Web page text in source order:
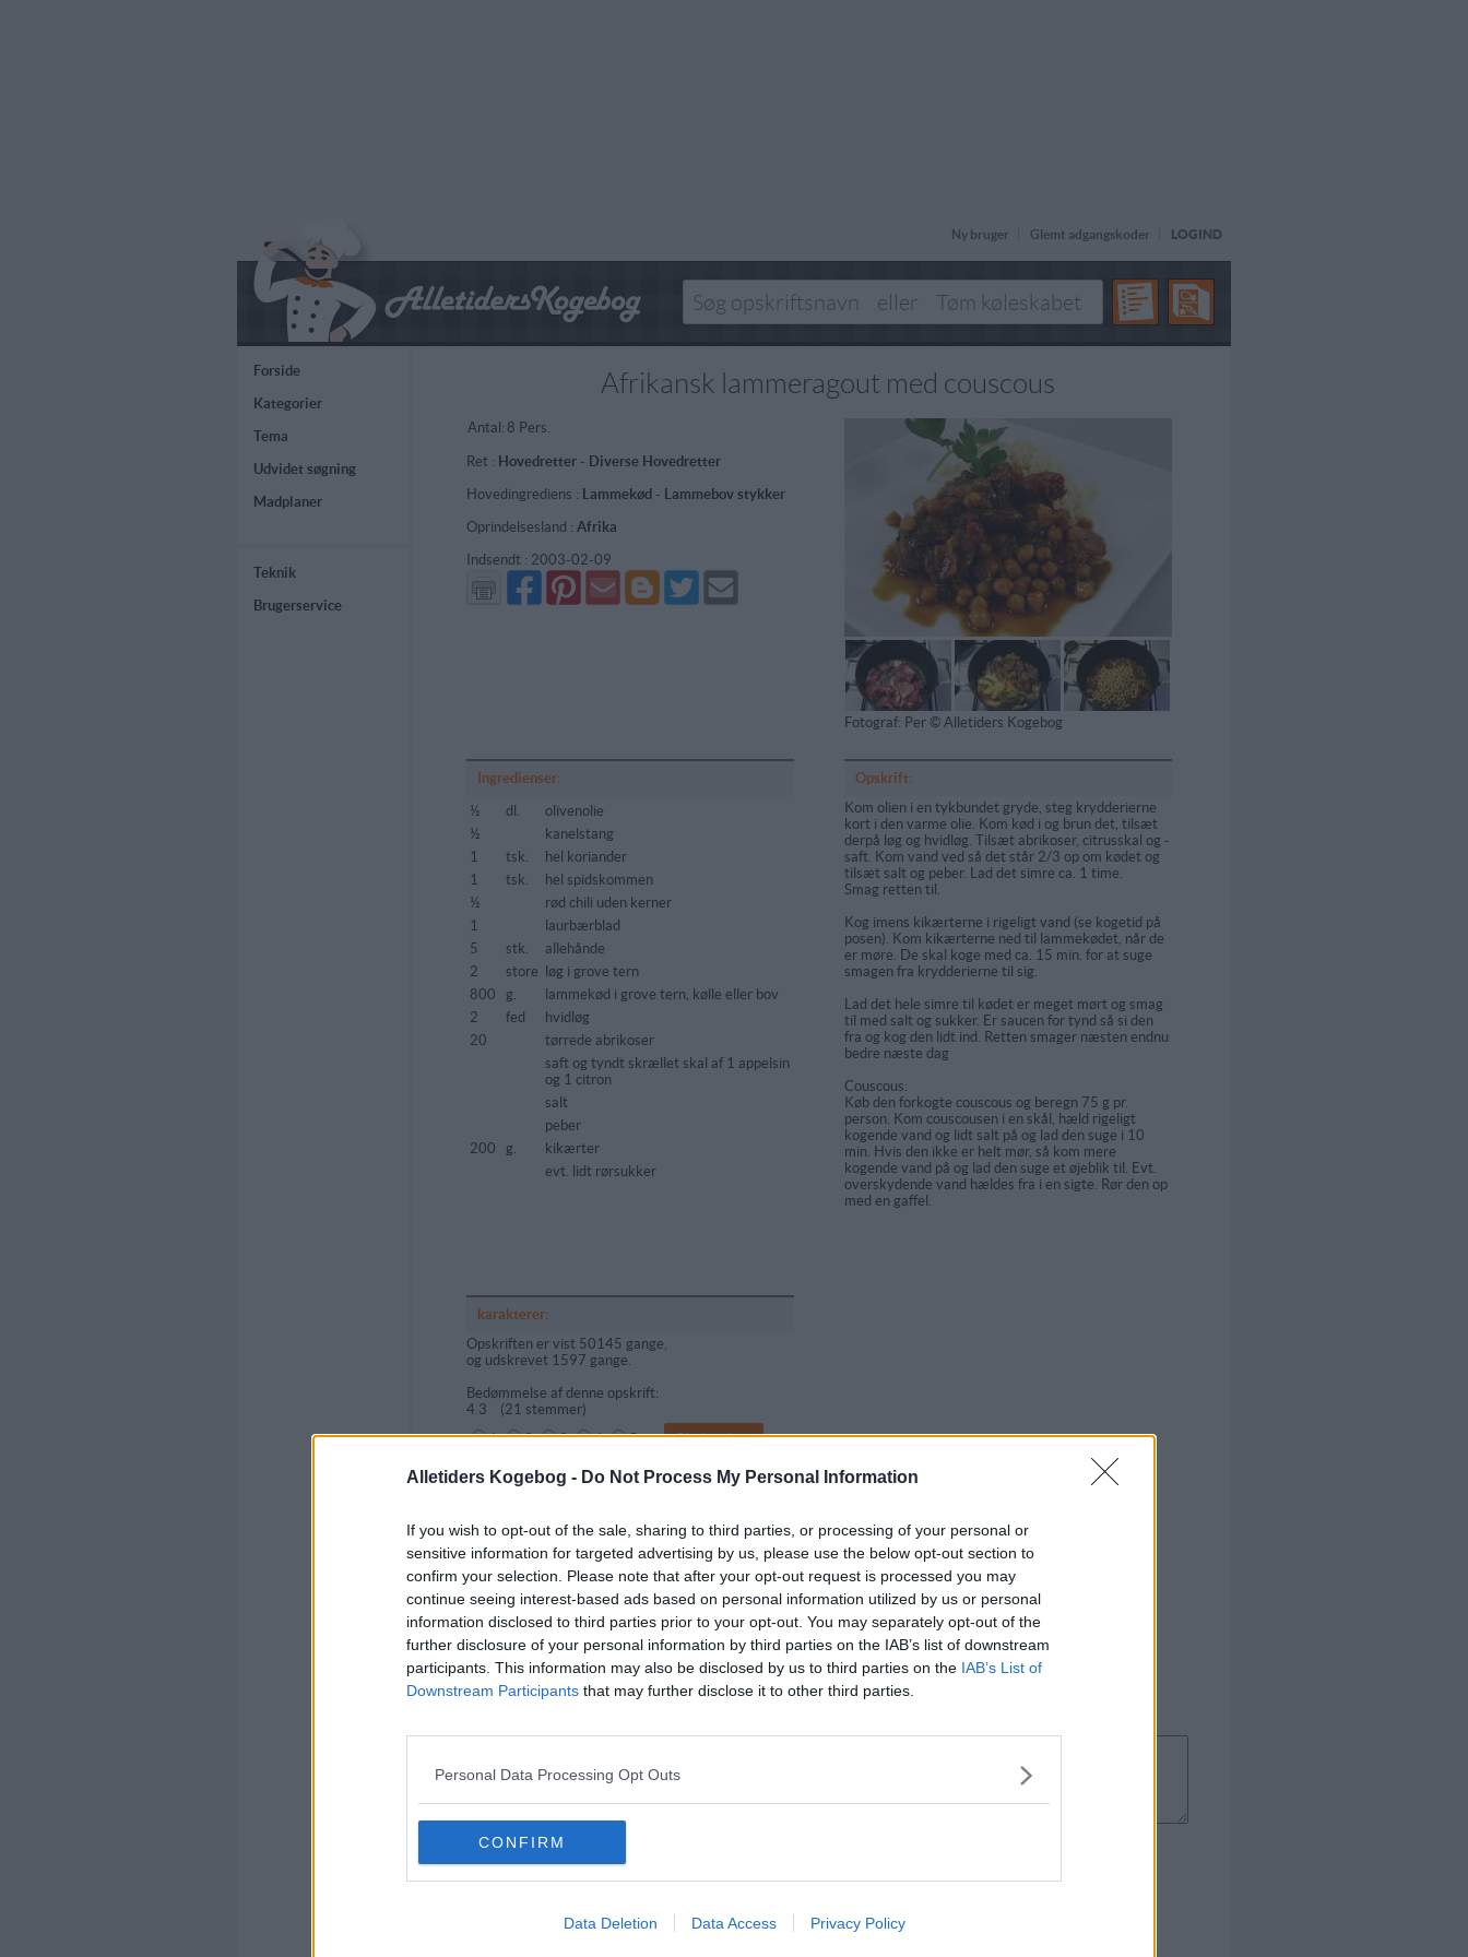
Alletiders Kogebog - Do Not Process My Personal Information
If you wish to opt-out of the sale, sharing to third parties, or processing of your personal or
sensitive information for targeted advertising by us, please use the below opt-out section to
confirm your selection. Please note that after your opt-out request is processed you may
continue seeing interest-based ads based on personal information utilized by us or personal
information disclosed to third parties prior to your opt-out. You may separately opt-out of the
further disclosure of your personal information by third parties on the IAB’s list of downstream
participants. This information may also be disclosed by us to third parties on the IAB’s List of
Downstream Participants that may further disclose it to other third parties.
Personal Data Processing Opt Outs
CONFIRM
Data Deletion Data Access Privacy Policy
Ny bruger Glemt adgangskoder LOGIND
Forside
Kategorier
Tema
Udvidet søgning
Madplaner
Teknik
Brugerservice
Afrikansk lammeragout med couscous
Antal: 8 Pers.
Ret : Hovedretter- Diverse Hovedretter
Hovedingrediens : Lammekød - Lammebov stykker
Oprindelsesland : Afrika
Indsendt : 2003-02-09
Del
på
Facebook
Del
på
Pinterest
Send
via
GMail
Del
på
Blogger
Del
på
Twitter
Send
mail
Fotograf: Per © Alletiders Kogebog
Ingredienser:
½
dl.
olivenolie
½
kanelstang
1
tsk.
hel koriander
1
tsk.
hel spidskommen
½
rød chili uden kerner
1
laurbærblad
5
stk.
allehånde
2
store
løg i grove tern
800
g.
lammekød i grove tern, kølle eller bov
2
fed
hvidløg
20
tørrede abrikoser
saft og tyndt skrællet skal af 1 appelsin
og 1 citron
salt
peber
200
g.
kikærter
evt. lidt rørsukker
Opskrift:
Kom olien i en tykbundet gryde, steg krydderierne
kort i den varme olie. Kom kød i og brun det, tilsæt
derpå løg og hvidløg. Tilsæt abrikoser, citrusskal og -
saft. Kom vand ved så det står 2/3 op om kødet og
tilsæt salt og peber. Lad det simre ca. 1 time.
Smag retten til.
Kog imens kikærterne i rigeligt vand (se kogetid på
posen). Kom kikærterne ned til lammekødet, når de
er møre. De skal koge med ca. 15 min. for at suge
smagen fra krydderierne til sig.
Lad det hele simre til kødet er meget mørt og smag
til med salt og sukker. Er saucen for tynd så si den
fra og kog den lidt ind. Retten smager næsten endnu
bedre næste dag
Couscous:
Køb den forkogte couscous og beregn 75 g pr.
person. Kom couscousen i en skål, hæld rigeligt
kogende vand og lidt salt på og lad den suge i 10
min. Hvis den ikke er helt mør, så kom mere
kogende vand på og lad den suge et øjeblik til. Evt.
overskydende vand hældes fra i en sigte. Rør den op
med en gaffel.
karakterer:
Opskriften er vist 50145 gange,
og udskrevet 1597 gange.
Bedømmelse af denne opskrift:
4.3 (21 stemmer)
1
2 3 4
5
(1=dårligst, 5=bedst)
Kommentar fra:
Kommentaren skal godkendes før den bliver synlig
Kommentarer